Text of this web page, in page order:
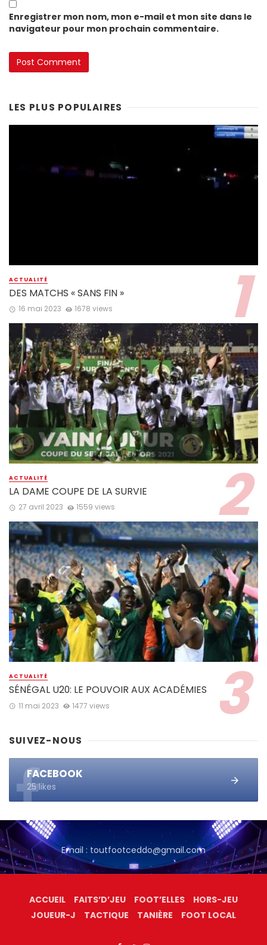
Enregistrer mon nom, mon e-mail et mon site dans le
navigateur pour mon prochain commentaire.
LES PLUS POPULAIRES
ACTUALITÉ
DES MATCHS « SANS FIN »
16 mai 2023 1678 views
ACTUALITÉ
LA DAME COUPE DE LA SURVIE
27 avril 2023 1559 views
ACTUALITÉ
SÉNÉGAL U20: LE POUVOIR AUX ACADÉMIES
11 mai 2023 1477 views
SUIVEZ-NOUS
FACEBOOK
25 likes
Email : toutfootceddo@gmail.com
ACCUEIL FAITS’D’JEU FOOT’ELLES
HORS-JEU
JOUEUR-J
TACTIQUE TANIÈRE FOOT LOCAL